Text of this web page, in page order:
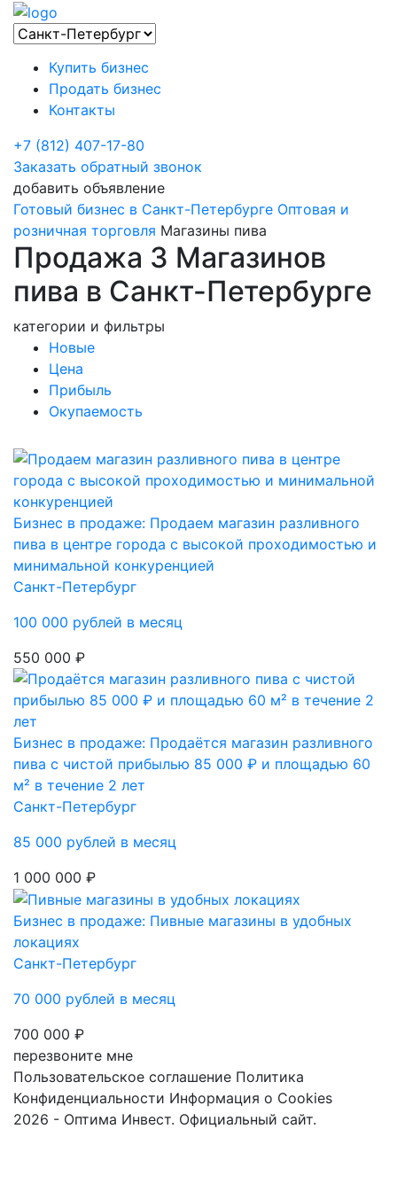
Купить бизнес
Продать бизнес
Контакты
+7 (812) 407-17-80
Заказать обратный звонок
добавить объявление
Готовый бизнес в Санкт-Петербурге Оптовая и
розничная торговля Магазины пива
Продажа 3 Магазинов
пива в Санкт-Петербурге
категории и фильтры
Новые
Цена
Прибыль
Окупаемость
Бизнес в продаже: Продаем магазин разливного
пива в центре города с высокой проходимостью и
минимальной конкуренцией
Санкт-Петербург
100 000 рублей в месяц
550 000 ₽
Бизнес в продаже: Продаётся магазин разливного
пива с чистой прибылью 85 000 ₽ и площадью 60
м² в течение 2 лет
Санкт-Петербург
85 000 рублей в месяц
1 000 000 ₽
Бизнес в продаже: Пивные магазины в удобных
локациях
Санкт-Петербург
70 000 рублей в месяц
700 000 ₽
перезвоните мне
Пользовательское соглашение Политика
Конфиденциальности Информация о Cookies
2026 - Оптима Инвест. Официальный сайт.